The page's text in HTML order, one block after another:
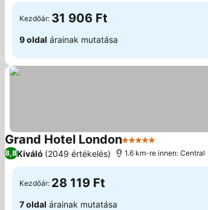
Kezdőár: 31 906 Ft
9 oldal árainak mutatása
Grand Hotel London5 Kategória
8,8Kiváló (2049 értékelés) 1.6 km-re innen: Central
Kezdőár: 28 119 Ft
7 oldal árainak mutatása